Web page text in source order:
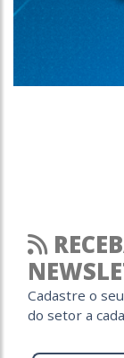
Cadastre o
do setor a